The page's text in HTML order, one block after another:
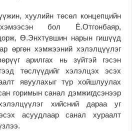
хуулийн төсөл концепцийн
бол Ё.Отгонбаяр,
Ө.Энхтүвшин нарын гишүүд
өргөн хэмжээний хэлэлцүүлэг
арилгах нь зүйтэй гэсэн
төслүүдийг хэлэлцэх эсэх
явуулахыг түр хойшлуулах
горимын санал дэмжигдсэнээр
хийсний дараа уг
асуудлаар санал хураалт